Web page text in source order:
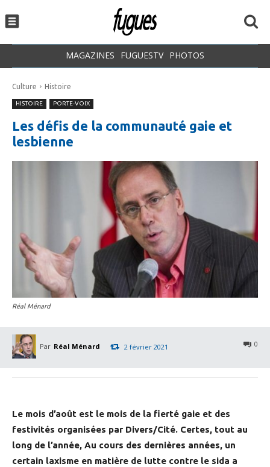
MAGAZINES FUGUESTV PHOTOS
Culture Histoire
HISTOIRE PORTE-VOIX
Les défis de la communauté gaie et
lesbienne
Réal Ménard
Par Réal Ménard 0
2 février 2021
Le mois d’août est le mois de la fierté gaie et des
festivités organisées par Divers/Cité. Certes, tout au
long de l’année, Au cours des dernières années, un
certain laxisme en matière de lutte contre le sida a